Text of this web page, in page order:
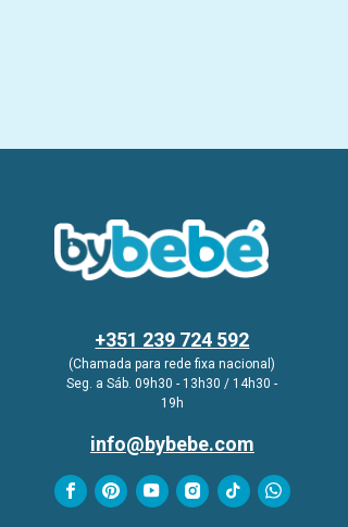
+351 239 724 592
(Chamada para rede fixa nacional)
Seg. a Sáb. 09h30 - 13h30 / 14h30 -
19h
info@bybebe.com